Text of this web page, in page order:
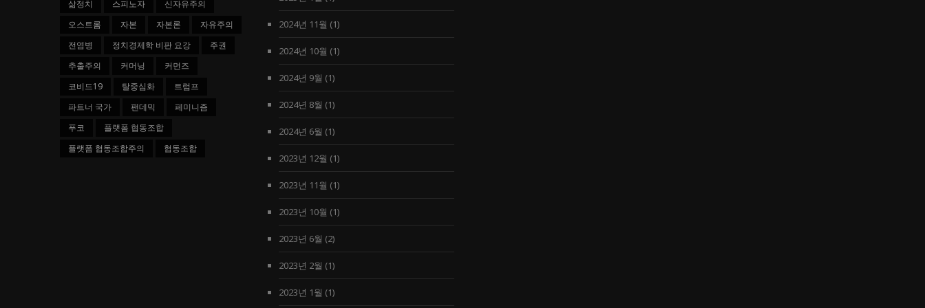
삶정치 스피노자
신자유주의
오스트롬
자본 자본론
자유주의
전염병
정치경제학 비판 요강
주권
추출주의
커머닝
커먼즈
코비드19
탈중심화
트럼프
파트너 국가
팬데믹
페미니즘
푸코
플랫폼 협동조합
플랫폼 협동조합주의
협동조합
2024년 11월 (1)
2024년 10월 (1)
2024년 9월 (1)
2024년 8월 (1)
2024년 6월 (1)
2023년 12월 (1)
2023년 11월 (1)
2023년 10월 (1)
2023년 6월 (2)
2023년 2월 (1)
2023년 1월 (1)